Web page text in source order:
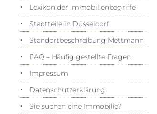
Lexikon der Immobilienbegriffe
Stadtteile in Düsseldorf
Standortbeschreibung Mettmann
FAQ – Häufig gestellte Fragen
Impressum
Datenschutz­erklärung
Sie suchen eine Immobilie?